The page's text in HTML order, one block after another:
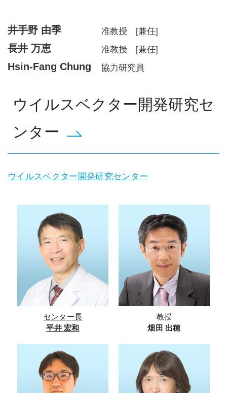
井手野 由季 准教授 [兼任]
長井 万恵 准教授 [兼任]
Hsin-Fang Chung 協力研究員
ウイルスベクター開発研究セ
ンター
ウイルスベクター開発研究センター
センター長
平井 宏和
教授
畑田 出穂